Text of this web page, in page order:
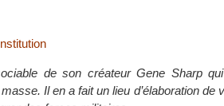
de son créateur Gene Sharp
Il en a fait un lieu d’élaboration de